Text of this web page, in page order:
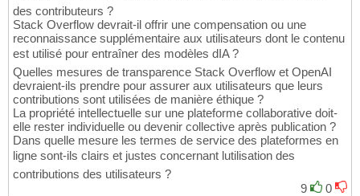
des contributeurs ?
Stack Overflow devrait-il offrir une compensation ou une
reconnaissance supplémentaire aux utilisateurs dont le contenu
est utilisé pour entraîner des modèles dIA ?
Quelles mesures de transparence Stack Overflow et OpenAI
devraient-ils prendre pour assurer aux utilisateurs que leurs
contributions sont utilisées de manière éthique ?
La propriété intellectuelle sur une plateforme collaborative doit-
elle rester individuelle ou devenir collective après publication ?
Dans quelle mesure les termes de service des plateformes en
ligne sont-ils clairs et justes concernant lutilisation des
contributions des utilisateurs ?
9
0